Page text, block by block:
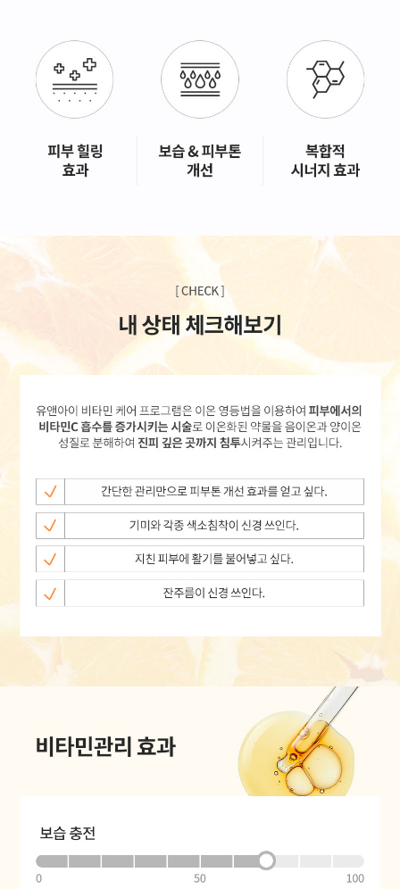
GYEONGSANG-DO
대구점